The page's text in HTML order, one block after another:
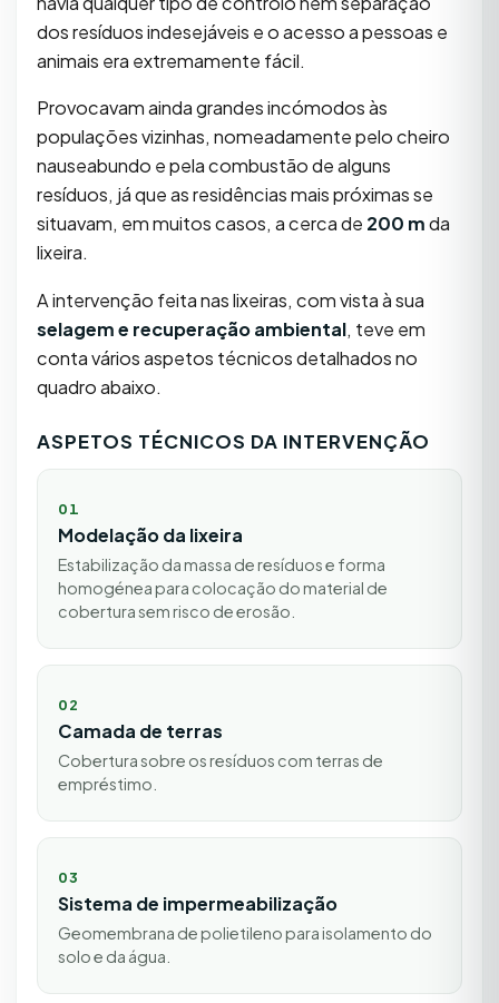
dos resíduos indesejáveis e o acesso a pessoas e
animais era extremamente fácil.
Provocavam ainda grandes incómodos às
populações vizinhas, nomeadamente pelo cheiro
nauseabundo e pela combustão de alguns
resíduos, já que as residências mais próximas se
situavam, em muitos casos, a cerca de 200 mda
lixeira.
A intervenção feita nas lixeiras, com vista à sua
selagem e recuperação ambiental, teve em
conta vários aspetos técnicos detalhados no
quadro abaixo.
ASPETOS TÉCNICOS DA INTERVENÇÃO
01
Modelação da lixeira
Estabilização da massa de resíduos e forma
homogénea para colocação do material de
cobertura sem risco de erosão.
02
Camada de terras
Cobertura sobre os resíduos com terras de
empréstimo.
03
Sistema de impermeabilização
Geomembrana de polietileno para isolamento do
solo e da água.